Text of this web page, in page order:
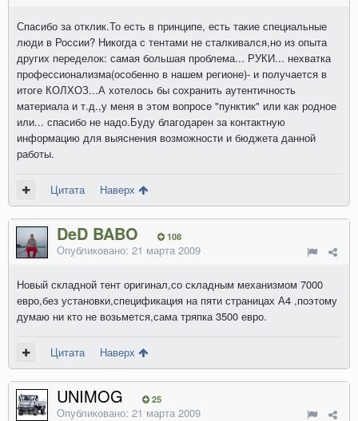
Спасибо за отклик.То есть в принципе, есть такие специальные
люди в России? Никогда с тентами не сталкивался,но из опыта
других переделок: самая большая проблема... РУКИ... нехватка
профессионализма(особенно в нашем регионе)- и получается в
итоге КОЛХОЗ...А хотелось бы сохранить аутентичность
материала и т.д.,у меня в этом вопросе "пунктик" или как родное
или... спасибо не надо.Буду благодарен за контактную
информацию для выяснения возможности и бюджета данной
работы.
Цитата Наверх
DeD BABO 108
Опубликовано: 21 марта 2009
Новый складной тент оригинал,со складным механизмом 7000
евро,без установки,спецификация на пяти страницах А4 ,поэтому
думаю ни кто не возьмется,сама тряпка 3500 евро.
Цитата Наверх
UNIMOG 25
Опубликовано: 21 марта 2009